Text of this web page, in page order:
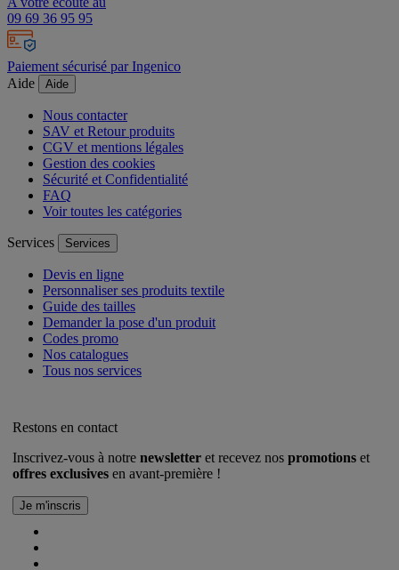
09 69 36 95 95
Paiement sécurisé par Ingenico
Aide
Aide
Nous contacter
SAV et Retour produits
CGV et mentions légales
Gestion des cookies
Sécurité et Confidentialité
FAQ
Voir toutes les catégories
Services Services
Devis en ligne
Personnaliser ses produits textile
Guide des tailles
Demander la pose d'un produit
Codes promo
Nos catalogues
Tous nos services
Restons en contact
Inscrivez-vous à notre newsletter et recevez nos promotions et
offres exclusives en avant-première !